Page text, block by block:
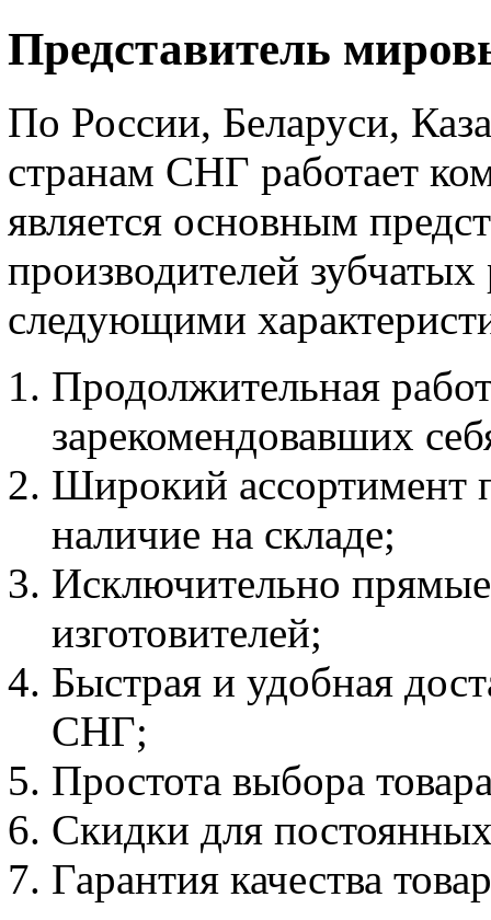
Представитель
По России, Беларуси,
странам СНГ работает
является основным
производителей
следующими
Продолжительная
зарекомендовавших
Широкий ассортимент
наличие на складе;
Исключительно прямые
изготовителей;
Быстрая и удобная
СНГ;
Простота выбора
Скидки для
Гарантия качества